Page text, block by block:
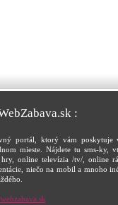
:
portál, ktorý vám poskytuje
mieste. Nájdete tu sms-ky,
online televízia /tv/, online
niečo na mobil a mnoho